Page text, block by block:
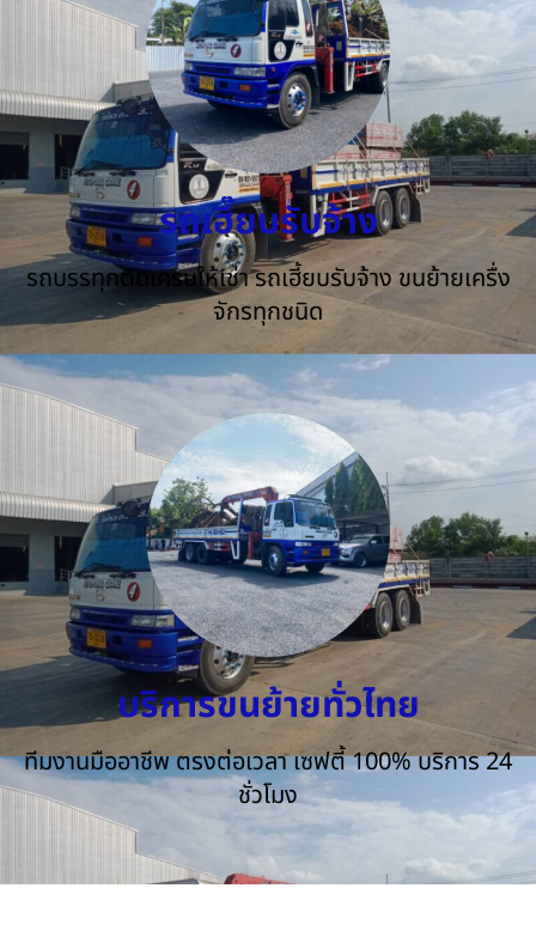
รถเฮี๊ยบรับจ้าง
รถบรรทุกติดเครนให้เช่า รถเฮี้ยบรับจ้าง ขนย้ายเครื่ง
จักรทุกชนิด
บริการขนย้ายทั่วไทย
ทีมงานมืออาชีพ ตรงต่อเวลา เซฟตี้ 100% บริการ 24
ชั่วโมง